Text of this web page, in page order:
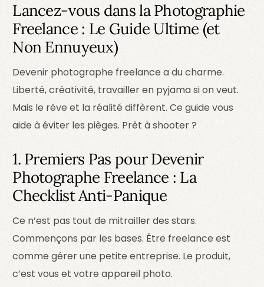
Lancez-vous dans la Photographie
Freelance : Le Guide Ultime (et
Non Ennuyeux)
Devenir photographe freelance a du charme.
Liberté, créativité, travailler en pyjama si on veut.
Mais le rêve et la réalité diffèrent. Ce guide vous
aide à éviter les pièges. Prêt à shooter ?
1. Premiers Pas pour Devenir
Photographe Freelance : La
Checklist Anti-Panique
Ce n’est pas tout de mitrailler des stars.
Commençons par les bases. Être freelance est
comme gérer une petite entreprise. Le produit,
c’est vous et votre appareil photo.